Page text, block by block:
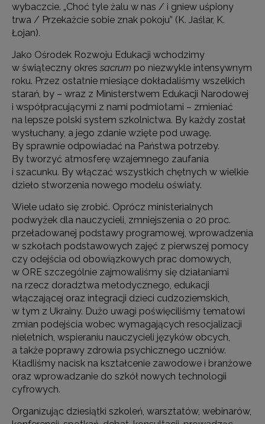
wybaczcie. „Choć tyle żalu w nas / i gniew uśpiony
trwa / Przekażcie sobie znak pokoju” (K. Jaślar, K.
Łojan).
Jako Ośrodek Rozwoju Edukacji wchodzimy
w świąteczny okres sacrum po niezwykle intensywnym
roku. Przez ostatnie miesiące dokładaliśmy wszelkich
starań, by – wraz z Ministerstwem Edukacji Narodowej
i współpracującymi z nami podmiotami – zmieniać
na lepsze polski system szkolnictwa. By każdy został
wysłuchany, a jego zdanie wzięte pod uwagę.
By sprawnie odpowiadać na Państwa potrzeby.
By tworzyć atmosferę wzajemnego zaufania
i szacunku. By włączać wszystkich chętnych w wielkie
dzieło stworzenia nowego modelu oświaty.
Wiele udało się zrobić. Oprócz ministerialnych
podwyżek dla nauczycieli, zmniejszenia o 20 proc.
przeładowanej podstawy programowej, wprowadzenia
w szkołach podstawowych zajęć z pierwszej pomocy
czy odejścia od obowiązkowych prac domowych,
w ORE szczególnie zajmowaliśmy się działaniami
na rzecz doradztwa metodycznego, edukacji
włączającej oraz integracji dzieci cudzoziemskich,
w tym z Ukrainy. Dużo uwagi poświęciliśmy tematowi
zmian podejścia wobec wymagających resocjalizacji
nieletnich, wspieraniu nauczycieli języków obcych,
a także poprawy zdrowia psychicznego uczniów.
Kładliśmy nacisk na kształcenie zawodowe i branżowe
oraz wprowadzanie do szkół nowych technologii
cyfrowych.
Organizując dziesiątki szkoleń, warsztatów, webinarów,